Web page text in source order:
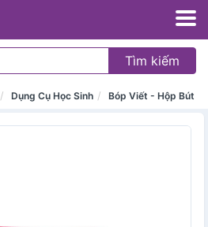
Tìm kiếm
Dụng Cụ Học Sinh Bóp Viết - Hộp Bút